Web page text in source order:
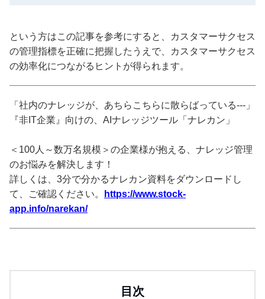
という方はこの記事を参考にすると、カスタマーサクセス
の管理指標を正確に把握したうえで、カスタマーサクセス
の効率化につながるヒントが得られます。
「社内のナレッジが、あちらこちらに散らばっている---」
『非IT企業』向けの、AIナレッジツール「ナレカン」
＜100人～数万名規模＞の企業様が抱える、ナレッジ管理
のお悩みを解決します！
詳しくは、3分で分かるナレカン資料をダウンロードし
て、ご確認ください。
https://www.stock-
app.info/narekan/
目次